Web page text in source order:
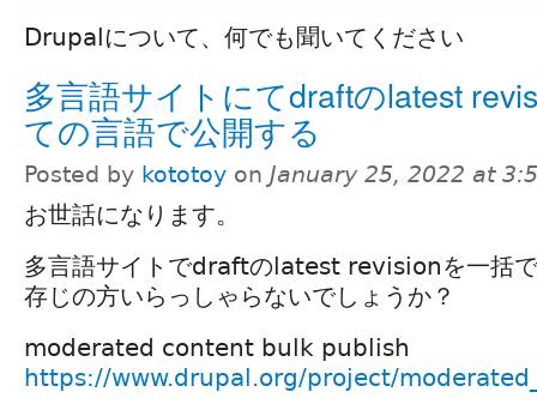
Drupalについて、何でも聞いてください
多言語サイトにてdraftのlatest
ての言語で公開する
Posted by kototoy on January 25, 2022 at
お世話になります。
多言語サイトでdraftのlatest revisionを一括
存じの方いらっしゃらないでしょうか？
moderated content bulk publish
https://www.drupal.org/project/